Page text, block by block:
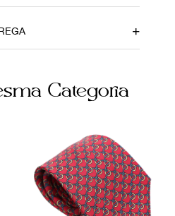
Marrom
Dia a DiaCategoria